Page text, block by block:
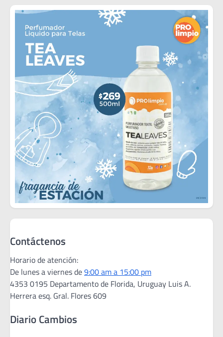
Contáctenos
Horario de atención:
De lunes a viernes de9:00 am a 15:00 pm
4353 0195 Departamento de Florida, Uruguay Luis A.
Herrera esq. Gral. Flores 609
Diario Cambios